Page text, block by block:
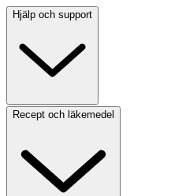
Hjälp och support
Recept och läkemedel